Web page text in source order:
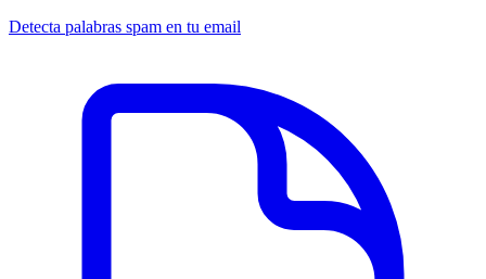
Detecta palabras spam en tu email